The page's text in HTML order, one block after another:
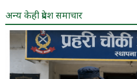
अन्य केही प्रदेश समाचार